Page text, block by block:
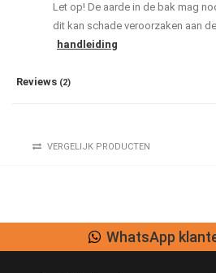
Let op! De aarde in de bak mag
dit kan schade veroorzaken aan
handleiding
Reviews (2)
VERGELIJK PRODUCTEN